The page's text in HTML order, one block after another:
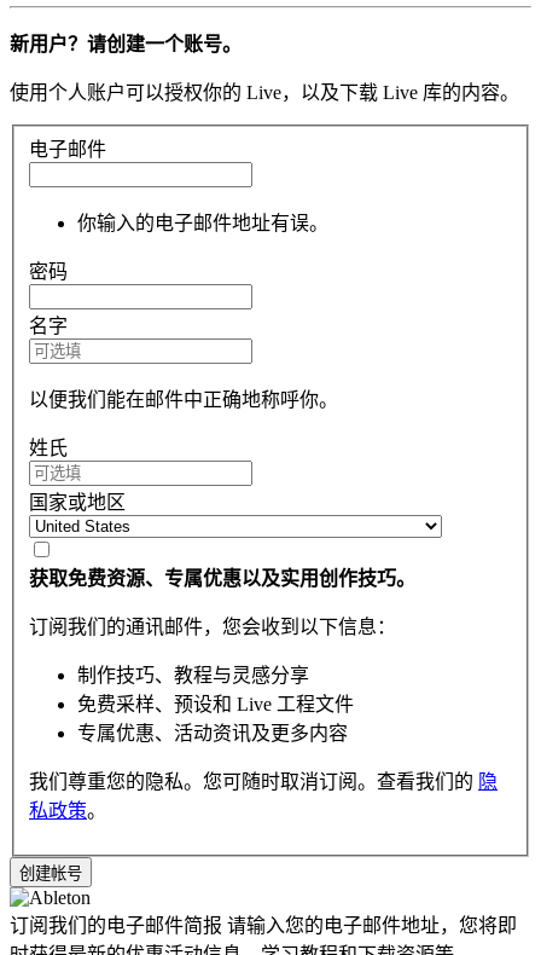
新用户？请创建一个账号。
使用个人账户可以授权你的 Live，以及下载 Live 库的内容。
电子邮件
你输入的电子邮件地址有误。
密码
名字
以便我们能在邮件中正确地称呼你。
姓氏
国家或地区
获取免费资源、专属优惠以及实用创作技巧。
订阅我们的通讯邮件，您会收到以下信息：
制作技巧、教程与灵感分享
免费采样、预设和 Live 工程文件
专属优惠、活动资讯及更多内容
我们尊重您的隐私。您可随时取消订阅。查看我们的 隐
私政策。
订阅我们的电子邮件简报 请输入您的电子邮件地址，您将即